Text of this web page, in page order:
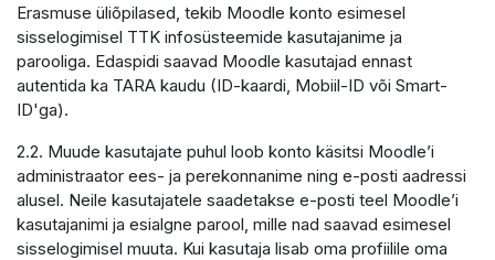
Erasmuse üliõpilased, tekib Moodle konto esimesel
sisselogimisel TTK infosüsteemide kasutajanime ja
parooliga. Edaspidi saavad Moodle kasutajad ennast
autentida ka TARA kaudu (ID-kaardi, Mobiil-ID või Smart-
ID'ga).
2.2. Muude kasutajate puhul loob konto käsitsi Moodle’i
administraator ees- ja perekonnanime ning e-posti aadressi
alusel. Neile kasutajatele saadetakse e-posti teel Moodle’i
kasutajanimi ja esialgne parool, mille nad saavad esimesel
sisselogimisel muuta. Kui kasutaja lisab oma profiilile oma